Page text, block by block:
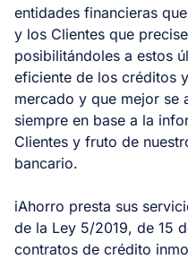
entidades financieras
y los Clientes que
posibilitándoles a estos
eficiente de los créditos
mercado y que mejor se
siempre en base a la
Clientes y fruto de
bancario.
iAhorro presta sus
de la Ley 5/2019, de 15
contratos de crédito